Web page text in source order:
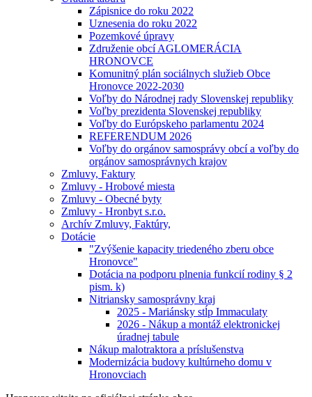
Zápisnice do roku 2022
Uznesenia do roku 2022
Pozemkové úpravy
Združenie obcí AGLOMERÁCIA
HRONOVCE
Komunitný plán sociálnych služieb Obce
Hronovce 2022-2030
Voľby do Národnej rady Slovenskej republiky
Voľby prezidenta Slovenskej republiky
Voľby do Európskeho parlamentu 2024
REFERENDUM 2026
Voľby do orgánov samosprávy obcí a voľby do
orgánov samosprávnych krajov
Zmluvy, Faktury
Zmluvy - Hrobové miesta
Zmluvy - Obecné byty
Zmluvy - Hronbyt s.r.o.
Archív Zmluvy, Faktúry,
Dotácie
"Zvýšenie kapacity triedeného zberu obce
Hronovce"
Dotácia na podporu plnenia funkcií rodiny § 2
pism. k)
Nitriansky samosprávny kraj
2025 - Mariánsky stĺp Immaculaty
2026 - Nákup a montáž elektronickej
úradnej tabule
Nákup malotraktora a príslušenstva
Modernizácia budovy kultúrneho domu v
Hronovciach